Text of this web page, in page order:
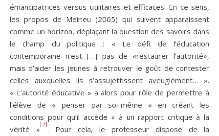
émancipatrices versus utilitaires et efficaces. En ce sens,
les propos de Meirieu (2005) qui suivent apparaissent
comme un horizon, déplaçant la question des savoirs dans
le champ du politique : « Le défi de l’éducation
contemporaine n’est […] pas de «restaurer l’autorité»,
mais d’aider les jeunes à retrouver le goût de contester
celles auxquelles ils s’assujettissent aveuglément… ».
« L’autorité éducative » a alors pour rôle de permettre à
l’élève de « penser par soi-même » en créant les
conditions pour qu’il accède « à un rapport critique à la
vérité »
[7]
. Pour cela, le professeur dispose de la